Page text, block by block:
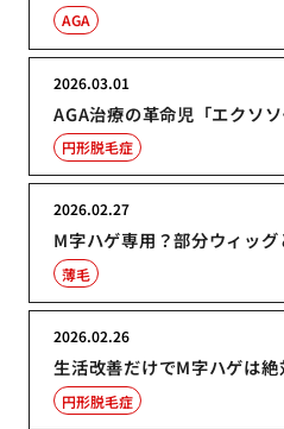
AGA
AGA治療の革命児「エクソ
2026.03.01
円形脱毛症
M字ハゲ専用？部分ウィッ
2026.02.27
薄毛
生活改善だけでM字ハゲは
2026.02.26
円形脱毛症